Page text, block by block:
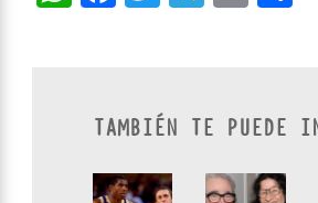
TAMBIÉN TE PUEDE